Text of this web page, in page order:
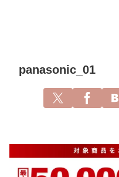
panasonic_01